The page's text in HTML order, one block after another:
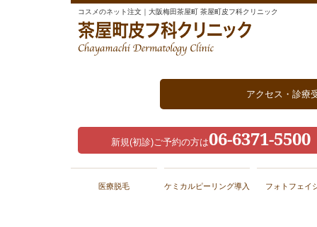
コスメのネット注文｜大阪梅田茶屋町 茶屋町皮フ科クリニック
アクセス・診療
新規(初診)ご予約の方は06-6371-5500
医療脱毛 ケミカルピーリング導入 フォトフェイ